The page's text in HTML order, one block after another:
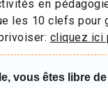
en
les 10 clefs pour
cliquez ici
vous êtes libre